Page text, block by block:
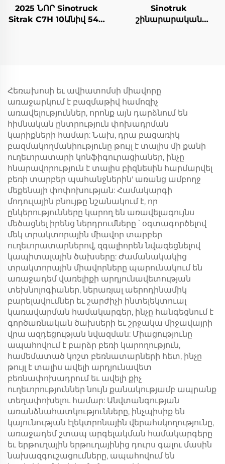
2025 ՆՈՐ Sinotruck
Sitrak C7H 10Անիվ 540
Sinotruk
շինարարական
ավտոմեքենաներ
Հեռախոսի եւ ավիատոմսի միավորը
առաջարկում է բազմաթիվ համոզիչ
առավելություններ, որոնք այն դարձնում են
հիմնական ընտրություն փոխադրման
կարիքների համար: Նախ, դրա բացառիկ
բազմակողմանիությունը թույլ է տալիս մի քանի
ուղեւորատարի կոնֆիգուրացիաներ, ինչը
հնարավորություն է տալիս բիզնեսին հարմարվել
բեռի տարբեր պահանջներին' առանց ամբողջ
մեքենայի փոփոխության: Համակարգի
մոդուլային բնույթը նշանակում է, որ
ընկերությունները կարող են առավելագույնս
մեծացնել իրենց ներդրումները ՝ օգտագործելով
մեկ տրակտորային միավոր տարբեր
ուղեւորատարներով, զգալիորեն նվազեցնելով
կապիտալային ծախսերը: Ժամանակակից
տրակտորային միավորները պարունակում են
առաջադեմ վառելիքի արդյունավետության
տեխնոլոգիաներ, ներառյալ աերոդինամիկ
բարելավումներ եւ շարժիչի ինտելեկտուալ
կառավարման համակարգեր, ինչը հանգեցնում է
գործառնական ծախսերի եւ շրջակա միջավայրի
վրա ազդեցության նվազման: Միացությունը
ապահովում է բարձր բեռի կարողություն,
համեմատած կոշտ բեռնատարների հետ, ինչը
թույլ է տալիս ավելի արդյունավետ
բեռնափոխադրում եւ ավելի քիչ
ուղեւորություններ նույն քանակությամբ ապրանք
տեղափոխելու համար: Անվտանգության
առանձնահատկությունները, ինչպիսիք են
կայունության էլեկտրոնային վերահսկողությունը,
առաջադեմ շտապ արգելակման համակարգերը
եւ երթուղային երթուղայինից դուրս գալու մասին
նախազգուշացումները, ապահովում են